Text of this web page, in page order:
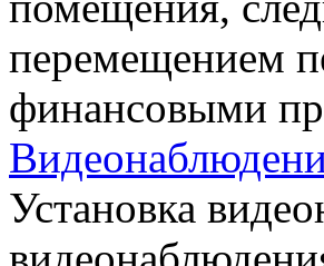
перемещением
финансовыми
Установка